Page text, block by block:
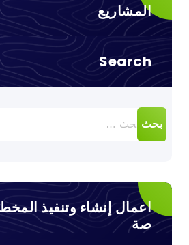
المشاريع
Search
البحث
عن:
اعمال إنشاء وتنفيذ
صة